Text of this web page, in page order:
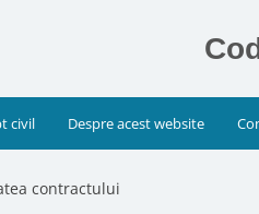
civil Despre acest website
contractului